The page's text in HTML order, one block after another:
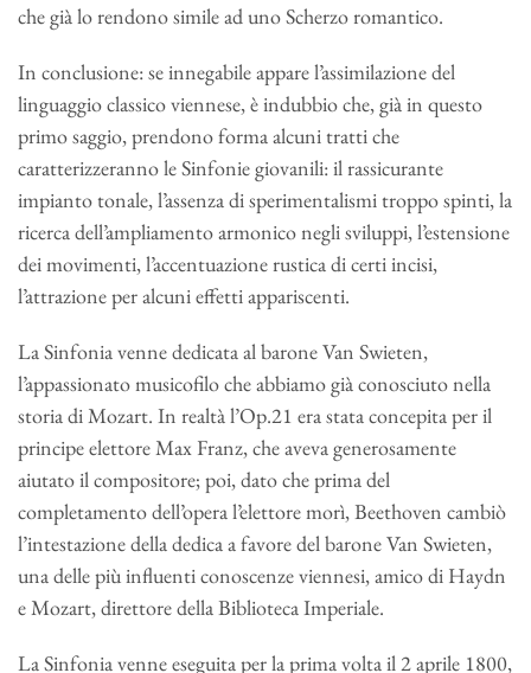
che già lo rendono simile ad uno Scherzo romantico.
In conclusione: se innegabile appare l’assimilazione del
linguaggio classico viennese, è indubbio che, già in questo
primo saggio, prendono forma alcuni tratti che
caratterizzeranno le Sinfonie giovanili: il rassicurante
impianto tonale, l’assenza di sperimentalismi troppo spinti, la
ricerca dell’ampliamento armonico negli sviluppi, l’estensione
dei movimenti, l’accentuazione rustica di certi incisi,
l’attrazione per alcuni effetti appariscenti.
La Sinfonia venne dedicata al barone Van Swieten,
l’appassionato musicofilo che abbiamo già conosciuto nella
storia di Mozart. In realtà l’Op.21 era stata concepita per il
principe elettore Max Franz, che aveva generosamente
aiutato il compositore; poi, dato che prima del
completamento dell’opera l’elettore morì, Beethoven cambiò
l’intestazione della dedica a favore del barone Van Swieten,
una delle più influenti conoscenze viennesi, amico di Haydn
e Mozart, direttore della Biblioteca Imperiale.
La Sinfonia venne eseguita per la prima volta il 2 aprile 1800,